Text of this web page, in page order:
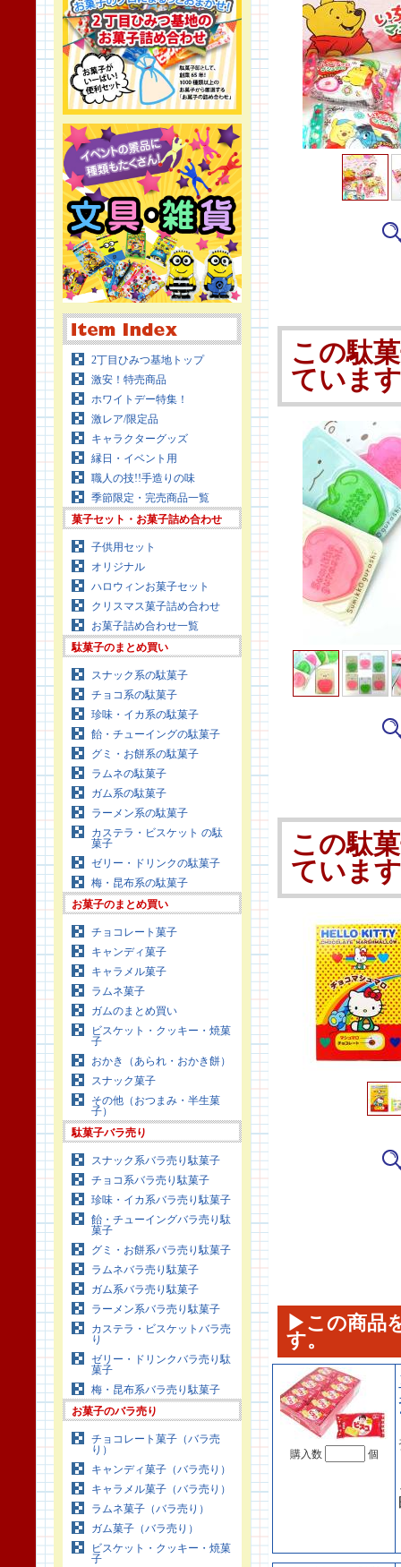
2丁目ひみつ基地トップ
激安！特売商品
ホワイトデー特集！
激レア/限定品
キャラクターグッズ
縁日・イベント用
職人の技!!手造りの味
季節限定・完売商品一覧
菓子セット・お菓子詰め合わせ
子供用セット
オリジナル
ハロウィンお菓子セット
クリスマス菓子詰め合わせ
お菓子詰め合わせ一覧
駄菓子のまとめ買い
スナック系の駄菓子
チョコ系の駄菓子
珍味・イカ系の駄菓子
飴・チューイングの駄菓子
グミ・お餅系の駄菓子
ラムネの駄菓子
ガム系の駄菓子
ラーメン系の駄菓子
カステラ・ビスケット の駄
菓子
ゼリー・ドリンクの駄菓子
梅・昆布系の駄菓子
お菓子のまとめ買い
チョコレート菓子
キャンディ菓子
キャラメル菓子
ラムネ菓子
ガムのまとめ買い
ビスケット・クッキー・焼菓
子
おかき（あられ・おかき餅）
スナック菓子
その他（おつまみ・半生菓
子）
駄菓子バラ売り
スナック系バラ売り駄菓子
チョコ系バラ売り駄菓子
珍味・イカ系バラ売り駄菓子
飴・チューイングバラ売り駄
菓子
グミ・お餅系バラ売り駄菓子
ラムネバラ売り駄菓子
ガム系バラ売り駄菓子
ラーメン系バラ売り駄菓子
カステラ・ビスケットバラ売
り
ゼリー・ドリンクバラ売り駄
菓子
梅・昆布系バラ売り駄菓子
お菓子のバラ売り
チョコレート菓子（バラ売
り）
キャンディ菓子（バラ売り）
キャラメル菓子（バラ売り）
ラムネ菓子（バラ売り）
ガム菓子（バラ売り）
ビスケット・クッキー・焼菓
子
この駄
ていま
この駄
ていま
▶この商品
す。
購入数 個